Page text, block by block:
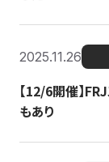
2025.11.26
【12/6開催】
もあり